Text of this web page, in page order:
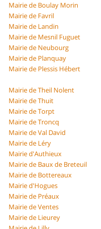
Mairie de Boulay Morin
Mairie de Favril
Mairie de Landin
Mairie de Mesnil Fuguet
Mairie de Neubourg
Mairie de Planquay
Mairie de Plessis Hébert
Mairie de Theil Nolent
Mairie de Thuit
Mairie de Torpt
Mairie de Troncq
Mairie de Val David
Mairie de Léry
Mairie d'Authieux
Mairie de Baux de Breteuil
Mairie de Bottereaux
Mairie d'Hogues
Mairie de Préaux
Mairie de Ventes
Mairie de Lieurey